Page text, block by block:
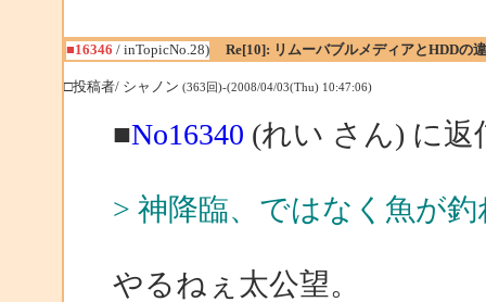
■16346 / inTopicNo.28) Re[10]: リムーバブルメディアとHDDの
□投稿者/ シャノン (363回)-(2008/04/03(Thu) 10:47:06)
■No16340 (れい さん) に返
> 神降臨、ではなく魚が
やるねぇ太公望。